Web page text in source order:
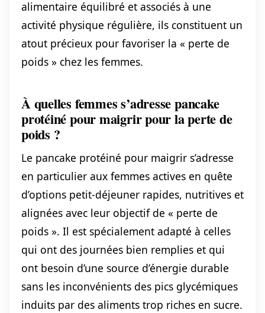
alimentaire équilibré et associés à une
activité physique régulière, ils constituent un
atout précieux pour favoriser la « perte de
poids » chez les femmes.
À quelles femmes s’adresse pancake
protéiné pour maigrir pour la perte de
poids ?
Le pancake protéiné pour maigrir s’adresse
en particulier aux femmes actives en quête
d’options petit-déjeuner rapides, nutritives et
alignées avec leur objectif de « perte de
poids ». Il est spécialement adapté à celles
qui ont des journées bien remplies et qui
ont besoin d’une source d’énergie durable
sans les inconvénients des pics glycémiques
induits par des aliments trop riches en sucre.